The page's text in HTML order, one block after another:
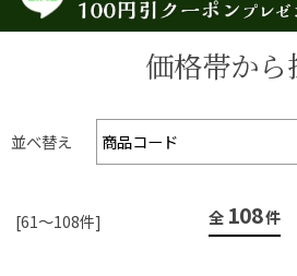
梅酒の商品一覧
梅製品・その他の商品一覧
メニュー
価格帯から
並べ替え
[61～108件] 全 108件